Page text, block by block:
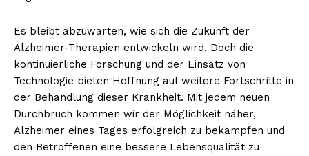
Es bleibt abzuwarten, wie sich die Zukunft der
Alzheimer-Therapien entwickeln wird. Doch die
kontinuierliche Forschung und der Einsatz von
Technologie bieten Hoffnung auf weitere Fortschritte in
der Behandlung dieser Krankheit. Mit jedem neuen
Durchbruch kommen wir der Möglichkeit näher,
Alzheimer eines Tages erfolgreich zu bekämpfen und
den Betroffenen eine bessere Lebensqualität zu